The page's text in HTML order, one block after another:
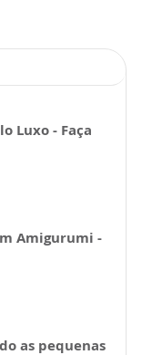
Luxo - Faça
Amigurumi -
as pequenas